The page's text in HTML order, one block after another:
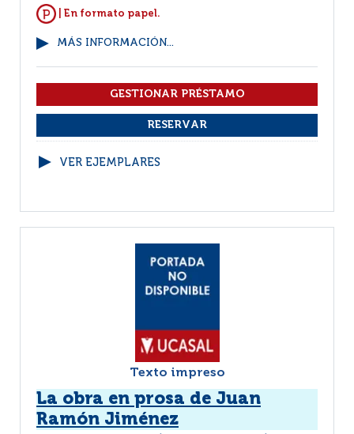
| En formato papel.
MÁS INFORMACIÓN...
VER EJEMPLARES
Texto impreso
La obra en prosa de Juan
Ramón Jiménez